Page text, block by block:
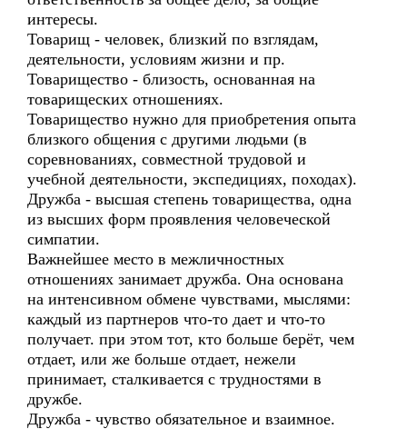
интересы.
Товарищ - человек, близкий по взглядам,
деятельности, условиям жизни и пр.
Товарищество - близость, основанная на
товарищеских отношениях.
Товарищество нужно для приобретения опыта
близкого общения с другими людьми (в
соревнованиях, совместной трудовой и
учебной деятельности, экспедициях, походах).
Дружба - высшая степень товарищества, одна
из высших форм проявления человеческой
симпатии.
Важнейшее место в межличностных
отношениях занимает дружба. Она основана
на интенсивном обмене чувствами, мыслями:
каждый из партнеров что-то дает и что-то
получает. при этом тот, кто больше берёт, чем
отдает, или же больше отдает, нежели
принимает, сталкивается с трудностями в
дружбе.
Дружба - чувство обязательное и взаимное.